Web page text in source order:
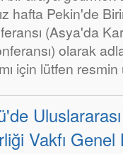
hafta Pekin'de
(Asya'da
olarak
için lütfen resmin
Vakfı